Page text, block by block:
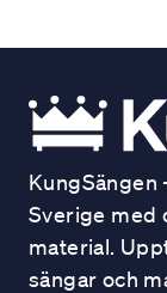
KungSängen
Sverige med
material.
sängar och